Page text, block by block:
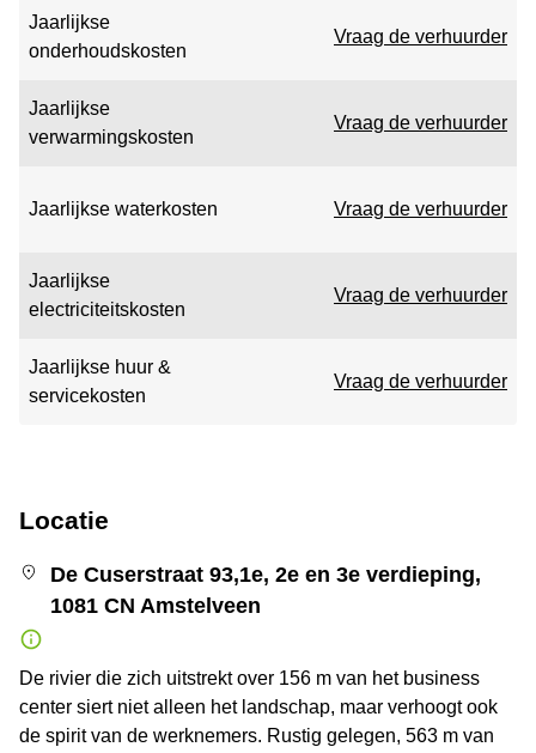
Jaarlijkse
onderhoudskosten
Vraag de verhuurder
Jaarlijkse
verwarmingskosten
Vraag de verhuurder
Jaarlijkse waterkosten Vraag de verhuurder
Jaarlijkse
electriciteitskosten
Vraag de verhuurder
Jaarlijkse huur &
servicekosten
Vraag de verhuurder
Locatie
De Cuserstraat 93,1e, 2e en 3e verdieping,
1081 CN Amstelveen
De rivier die zich uitstrekt over 156 m van het business
center siert niet alleen het landschap, maar verhoogt ook
de spirit van de werknemers. Rustig gelegen, 563 m van